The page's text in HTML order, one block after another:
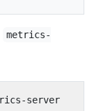
metrics-